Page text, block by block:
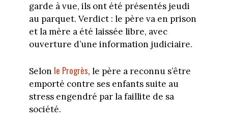
garde à vue, ils ont été présentés jeudi
au parquet. Verdict : le père va en prison
et la mère a été laissée libre, avec
ouverture d’une information judiciaire.
Selon le Progrès, le père a reconnu s’être
emporté contre ses enfants suite au
stress engendré par la faillite de sa
société.